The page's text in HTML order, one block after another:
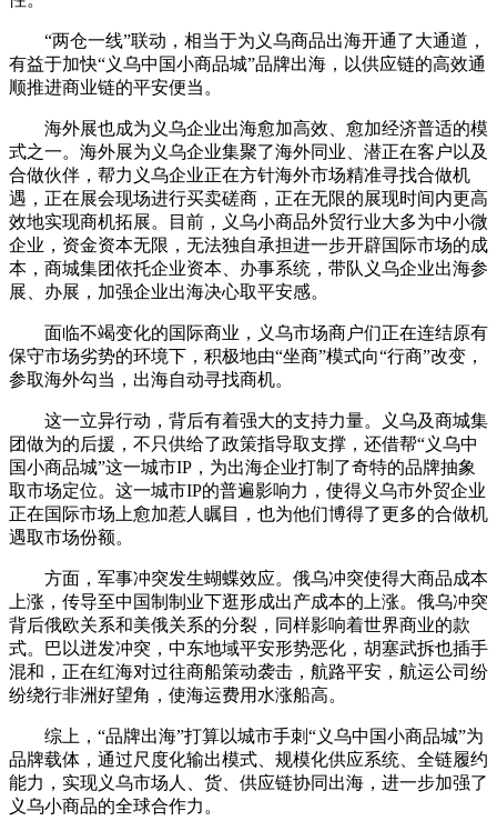
“两仓一线”联动，相当于为义乌商品出海开通了大通道，
有益于加快“义乌中国小商品城”品牌出海，以供应链的高效通
顺推进商业链的平安便当。
海外展也成为义乌企业出海愈加高效、愈加经济普适的模
式之一。海外展为义乌企业集聚了海外同业、潜正在客户以及
合做伙伴，帮力义乌企业正在方针海外市场精准寻找合做机
遇，正在展会现场进行买卖磋商，正在无限的展现时间内更高
效地实现商机拓展。目前，义乌小商品外贸行业大多为中小微
企业，资金资本无限，无法独自承担进一步开辟国际市场的成
本，商城集团依托企业资本、办事系统，带队义乌企业出海参
展、办展，加强企业出海决心取平安感。
面临不竭变化的国际商业，义乌市场商户们正在连结原有
保守市场劣势的环境下，积极地由“坐商”模式向“行商”改变，
参取海外勾当，出海自动寻找商机。
这一立异行动，背后有着强大的支持力量。义乌及商城集
团做为的后援，不只供给了政策指导取支撑，还借帮“义乌中
国小商品城”这一城市IP，为出海企业打制了奇特的品牌抽象
取市场定位。这一城市IP的普遍影响力，使得义乌市外贸企业
正在国际市场上愈加惹人瞩目，也为他们博得了更多的合做机
遇取市场份额。
方面，军事冲突发生蝴蝶效应。俄乌冲突使得大商品成本
上涨，传导至中国制制业下逛形成出产成本的上涨。俄乌冲突
背后俄欧关系和美俄关系的分裂，同样影响着世界商业的款
式。巴以迸发冲突，中东地域平安形势恶化，胡塞武拆也插手
混和，正在红海对过往商船策动袭击，航路平安，航运公司纷
纷绕行非洲好望角，使海运费用水涨船高。
综上，“品牌出海”打算以城市手刺“义乌中国小商品城”为
品牌载体，通过尺度化输出模式、规模化供应系统、全链履约
能力，实现义乌市场人、货、供应链协同出海，进一步加强了
义乌小商品的全球合作力。